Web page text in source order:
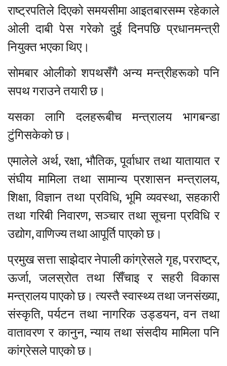
राष्ट्रपतिले दिएको समयसीमा आइतबारसम्म रहेकाले
ओली दाबी पेस गरेको दुई दिनपछि प्रधानमन्त्री
नियुक्त भएका थिए।
सोमबार ओलीको शपथसँगै अन्य मन्त्रीहरूको पनि
सपथ गराउने तयारी छ।
यसका लागि दलहरूबीच मन्त्रालय भागबन्डा
टुंगिसकेको छ।
एमालेले अर्थ, रक्षा, भौतिक, पूर्वाधार तथा यातायात र
संघीय मामिला तथा सामान्य प्रशासन मन्त्रालय,
शिक्षा, विज्ञान तथा प्रविधि, भूमि व्यवस्था, सहकारी
तथा गरिबी निवारण, सञ्चार तथा सूचना प्रविधि र
उद्योग, वाणिज्य तथा आपूर्ति पाएको छ।
प्रमुख सत्ता साझेदार नेपाली कांग्रेसले गृह, परराष्ट्र,
ऊर्जा, जलस्रोत तथा सिँचाइ र सहरी विकास
मन्त्रालय पाएको छ। त्यस्तै स्वास्थ्य तथा जनसंख्या,
संस्कृति, पर्यटन तथा नागरिक उड्डयन, वन तथा
वातावरण र कानुन, न्याय तथा संसदीय मामिला पनि
कांग्रेसले पाएको छ।